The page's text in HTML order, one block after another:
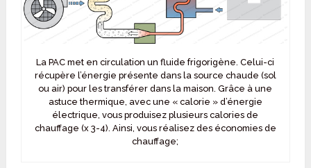
La PAC met en circulation un fluide frigorigène. Celui-ci
récupère l’énergie présente dans la source chaude (sol
ou air) pour les transférer dans la maison. Grâce à une
astuce thermique, avec une « calorie » d’énergie
électrique, vous produisez plusieurs calories de
chauffage (x 3-4). Ainsi, vous réalisez des économies de
chauffage;